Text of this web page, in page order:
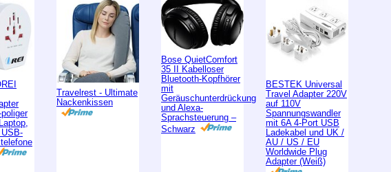
Travelrest - Ultimate
Nackenkissen
Bose QuietComfort
35 II Kabelloser
Bluetooth-Kopfhörer
mit
Geräuschunterdrückung
und Alexa-
Sprachsteuerung –
Schwarz
BESTEK Universal
Travel Adapter 220V
auf 110V
Spannungswandler
mit 6A 4-Port USB
Ladekabel und UK /
AU / US / EU
Worldwide Plug
Adapter (Weiß)